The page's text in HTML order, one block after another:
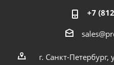
+7
г. Санкт-Петербург,